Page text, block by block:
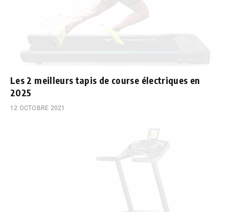
Les 2 meilleurs tapis de course électriques en
2025
12 OCTOBRE 2021